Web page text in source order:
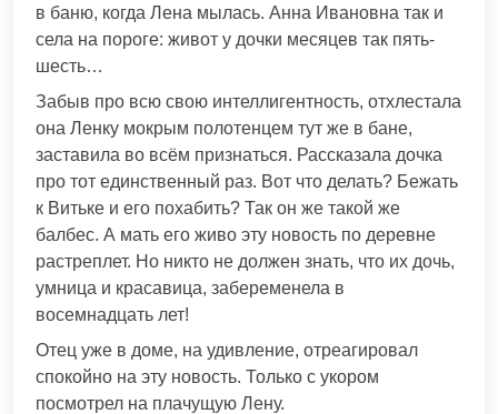
в баню, когда Лена мылась. Анна Ивановна так и
села на пороге: живот у дочки месяцев так пять-
шесть…
Забыв про всю свою интеллигентность, отхлестала
она Ленку мокрым полотенцем тут же в бане,
заставила во всём признаться. Рассказала дочка
про тот единственный раз. Вот что делать? Бежать
к Витьке и его похабить? Так он же такой же
балбес. А мать его живо эту новость по деревне
растреплет. Но никто не должен знать, что их дочь,
умница и красавица, забеременела в
восемнадцать лет!
Отец уже в доме, на удивление, отреагировал
спокойно на эту новость. Только с укором
посмотрел на плачущую Лену.